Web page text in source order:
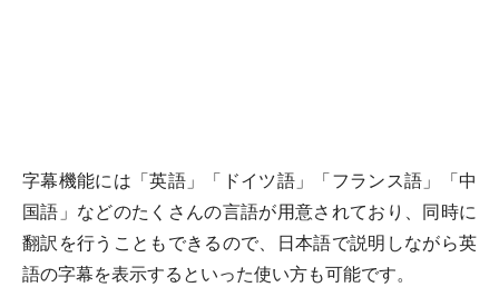
字幕機能には「英語」「ドイツ語」「フランス語」「中
国語」などのたくさんの言語が用意されており、同時に
翻訳を行うこともできるので、日本語で説明しながら英
語の字幕を表示するといった使い方も可能です。